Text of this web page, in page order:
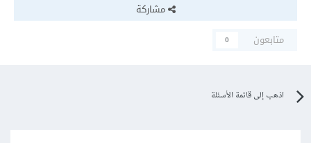
مشاركة
متابعون
0
اذهب إلى قائمة الأسئلة